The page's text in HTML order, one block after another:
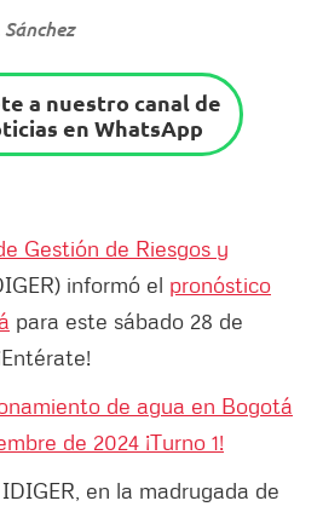
a nuestro canal de
en WhatsApp
Gestión de Riesgos y
informó el pronóstico
para este sábado 28 de
de agua en Bogotá
de 2024 ¡Turno 1!
en la madrugada de